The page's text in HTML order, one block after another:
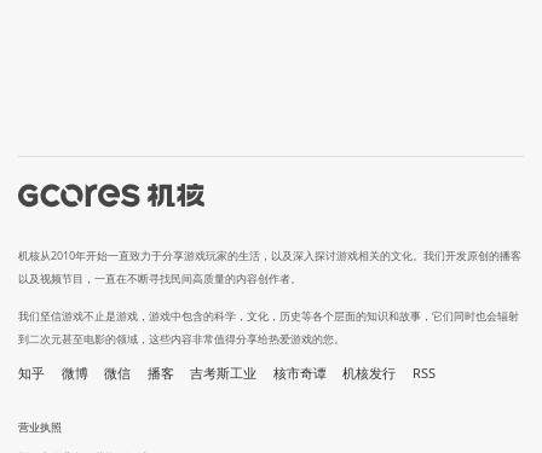
机核从2010年开始一直致力于分享游戏玩家的生活，以及深入探讨游戏相关的文化。我们开发原创的播客
以及视频节目，一直在不断寻找民间高质量的内容创作者。
我们坚信游戏不止是游戏，游戏中包含的科学，文化，历史等各个层面的知识和故事，它们同时也会辐射
到二次元甚至电影的领域，这些内容非常值得分享给热爱游戏的您。
知乎 微博 微信 播客 吉考斯工业 核市奇谭 机核发行 RSS
营业执照